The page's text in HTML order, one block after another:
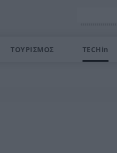
ΤΟΥΡΙΣΜΟΣ TECHin